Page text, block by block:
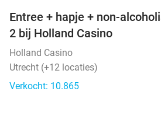
Entree + hapje + non-
2 bij Holland Casino
Holland Casino
Utrecht (+12 locaties)
Verkocht: 10.865